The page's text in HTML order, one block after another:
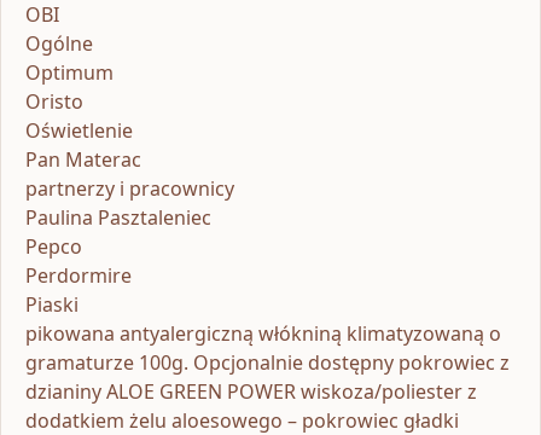
OBI
Ogólne
Optimum
Oristo
Oświetlenie
Pan Materac
partnerzy i pracownicy
Paulina Pasztaleniec
Pepco
Perdormire
Piaski
pikowana antyalergiczną włókniną klimatyzowaną o
gramaturze 100g. Opcjonalnie dostępny pokrowiec z
dzianiny ALOE GREEN POWER wiskoza/poliester z
dodatkiem żelu aloesowego – pokrowiec gładki